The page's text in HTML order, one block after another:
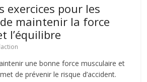
exercices pour les
maintenir la force
l’équilibre
une bonne force musculaire et
de prévenir le risque d’accident.